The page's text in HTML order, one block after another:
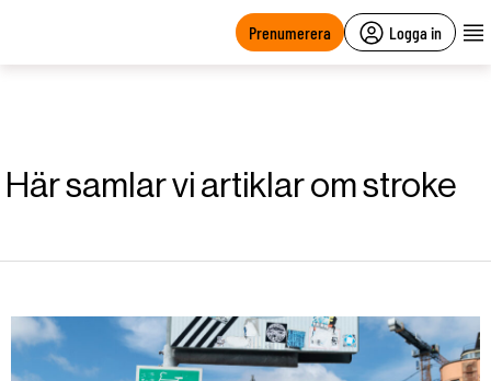
Prenumerera Logga in
Här samlar vi artiklar om stroke